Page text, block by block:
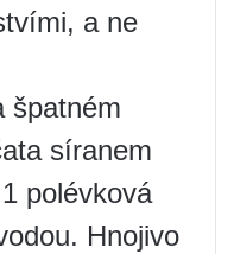
a ne
špatném
síranem
polévková
Hnojivo